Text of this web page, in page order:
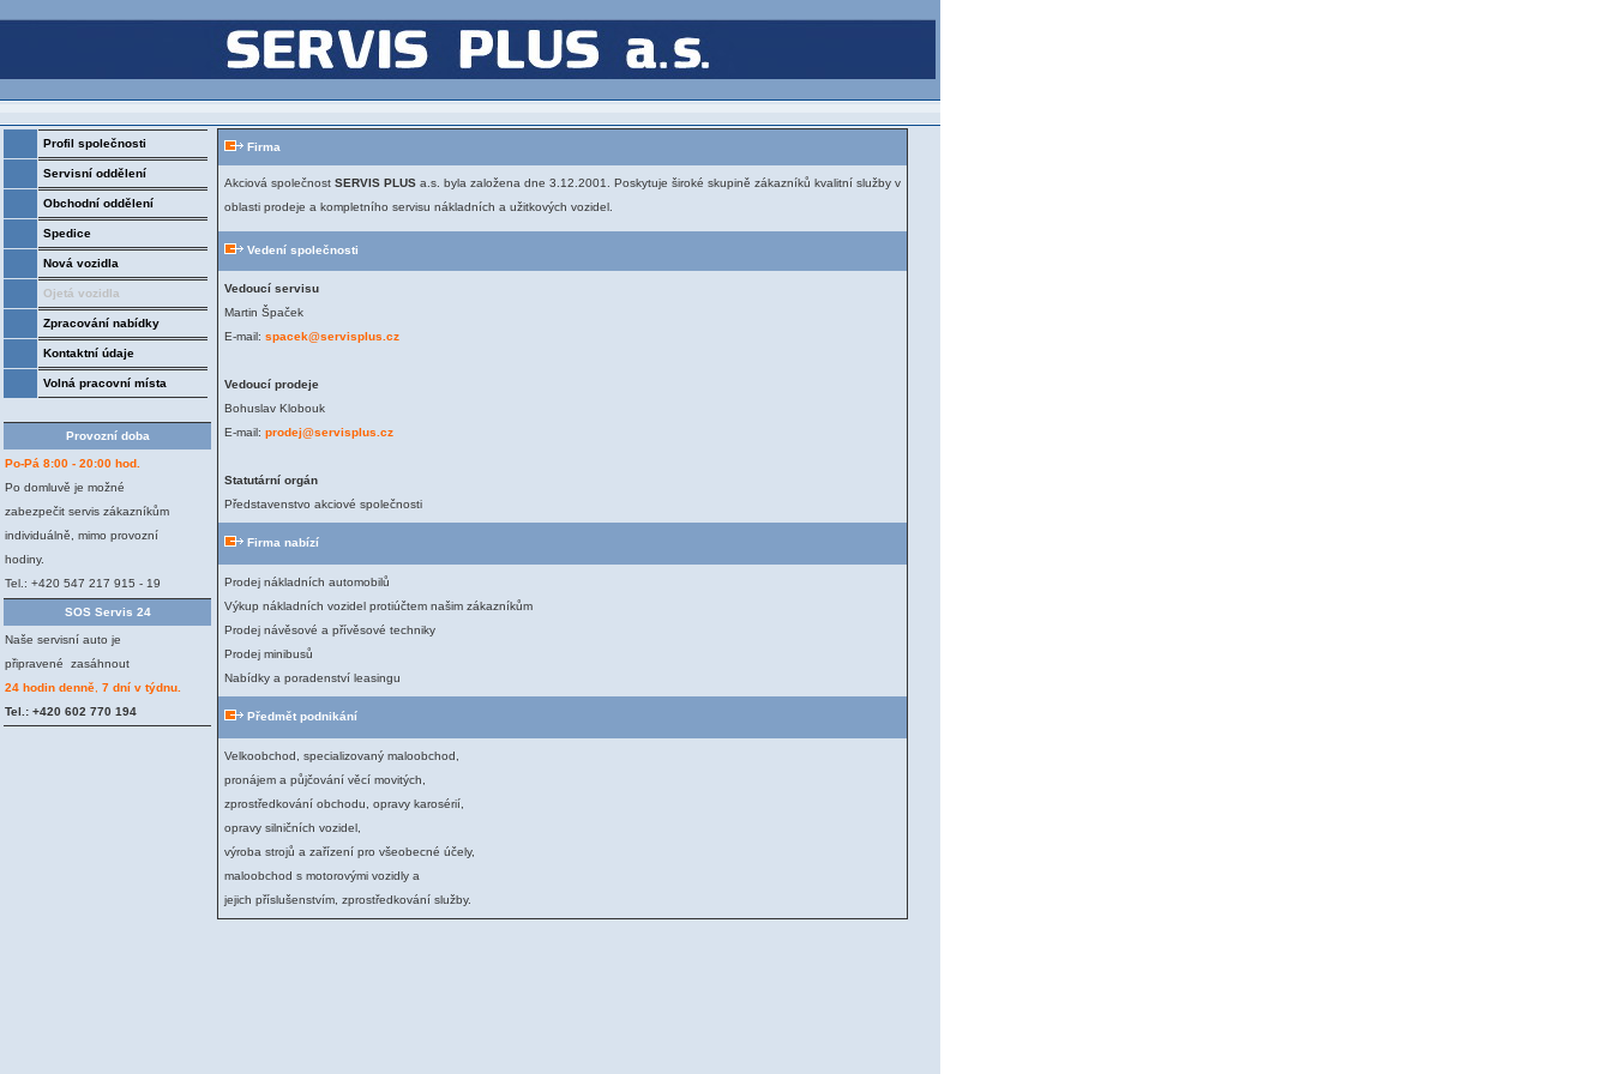
Profil společnosti
Servisní oddělení
Obchodní oddělení
Spedice
Nová vozidla
Ojetá vozidla
Zpracování nabídky
Kontaktní údaje
Volná pracovní místa
Provozní doba
Po-Pá 8:00 - 20:00 hod.
Po domluvě je možné
zabezpečit servis zákazníkům
individuálně, mimo provozní
hodiny.
Tel.: +420 547 217 915 - 19
SOS Servis 24
Naše servisní auto je
připravené zasáhnout
24 hodin denně 7 dní v týdnu.
Tel.: +420 602 770 194
Firma
Akciová společnost SERVIS PLUS a.s. byla založena dne 3.12.2001. Poskytuje široké skupině zákazníků kvalitní služby v
oblasti prodeje a kompletního servisu nákladních a užitkových vozidel.
Vedení společnosti
Vedoucí servisu
Martin Špaček
E-mail: spacek@servisplus.cz
Vedoucí prodeje
Bohuslav Klobouk
E-mail: prodej@servisplus.cz
Statutární orgán
Představenstvo akciové společnosti
Firma nabízí
Prodej nákladních automobilů
Výkup nákladních vozidel protiúčtem našim zákazníkům
Prodej návěsové a přívěsové techniky
Prodej minibusů
Nabídky a poradenství leasingu
Předmět podnikání
Velkoobchod, specializovaný maloobchod,
pronájem a půjčování věcí movitých,
zprostředkování obchodu, opravy karosérií,
opravy silničních vozidel,
výroba strojů a zařízení pro všeobecné účely,
maloobchod s motorovými vozidly a
jejich příslušenstvím, zprostředkování služby.